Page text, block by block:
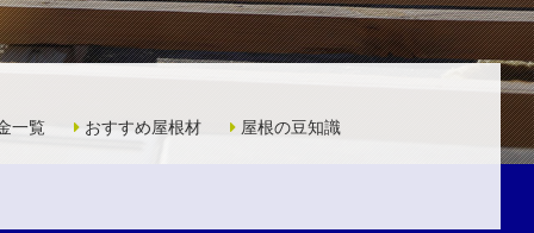
一覧 おすすめ屋根材 屋根の豆知識